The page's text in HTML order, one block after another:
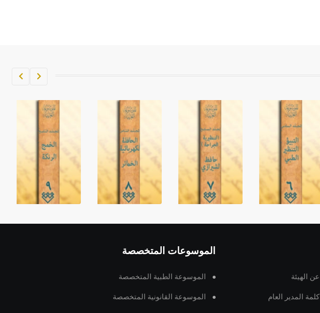
عن الهيئة
كلمة المدير العام
الموسوعات المتخصصة
الموسوعة الطبية المتخصصة
الموسوعة القانونية المتخصصة